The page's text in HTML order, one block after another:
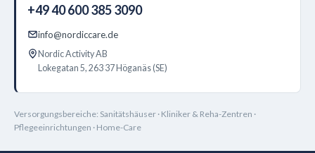
+49 40 600 385 3090
info@nordiccare.de
Nordic Activity AB
Lokegatan 5, 263 37 Höganäs (SE)
Versorgungsbereiche: Sanitätshäuser · Kliniker & Reha-Zentren ·
Pflegeeinrichtungen · Home-Care